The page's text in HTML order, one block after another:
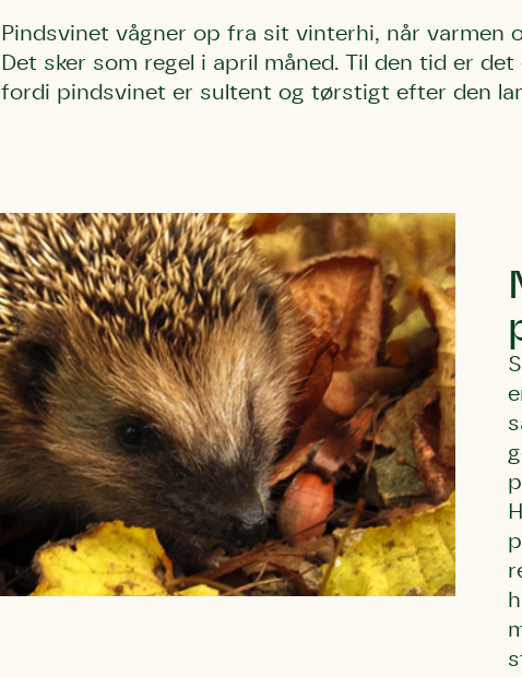
Pindsvinet vågner op fra sit vinterhi, når varmen
Det sker som regel i april måned. Til den tid er
fordi pindsvinet er sultent og tørstigt efter den